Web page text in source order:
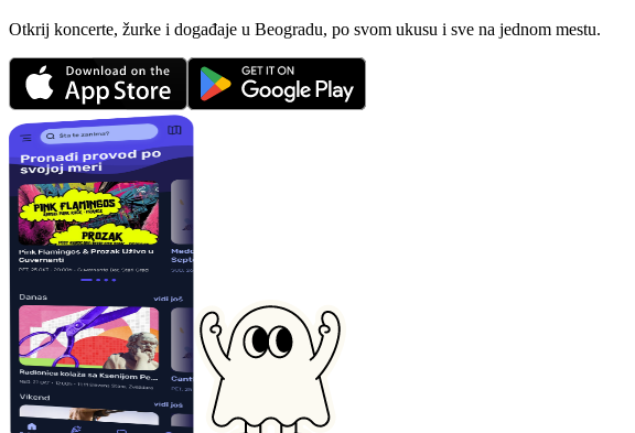
Otkrij koncerte, žurke i događaje u Beogradu, po svom ukusu i sve na jednom mestu.